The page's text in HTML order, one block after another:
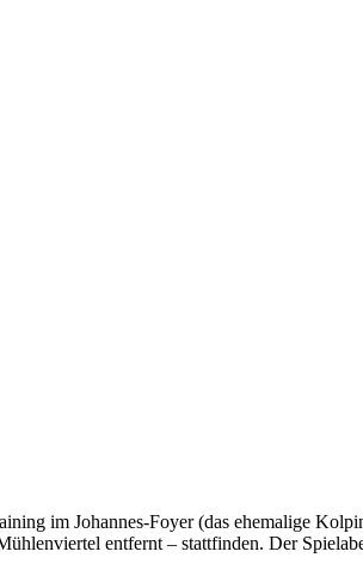
im Johannes-Foyer (das ehemalige
entfernt – stattfinden. Der